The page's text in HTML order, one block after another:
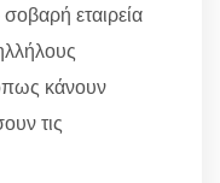
εταιρεία
κάνουν
τις